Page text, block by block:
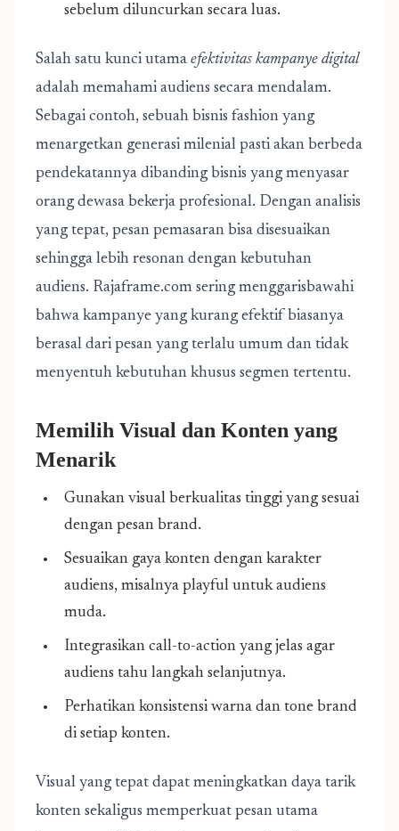
sebelum diluncurkan secara luas.
Salah satu kunci utama efektivitas kampanye digital
adalah memahami audiens secara mendalam.
Sebagai contoh, sebuah bisnis fashion yang
menargetkan generasi milenial pasti akan berbeda
pendekatannya dibanding bisnis yang menyasar
orang dewasa bekerja profesional. Dengan analisis
yang tepat, pesan pemasaran bisa disesuaikan
sehingga lebih resonan dengan kebutuhan
audiens. Rajaframe.com sering menggarisbawahi
bahwa kampanye yang kurang efektif biasanya
berasal dari pesan yang terlalu umum dan tidak
menyentuh kebutuhan khusus segmen tertentu.
Memilih Visual dan Konten yang
Menarik
Gunakan visual berkualitas tinggi yang sesuai
dengan pesan brand.
Sesuaikan gaya konten dengan karakter
audiens, misalnya playful untuk audiens
muda.
Integrasikan call-to-action yang jelas agar
audiens tahu langkah selanjutnya.
Perhatikan konsistensi warna dan tone brand
di setiap konten.
Visual yang tepat dapat meningkatkan daya tarik
konten sekaligus memperkuat pesan utama